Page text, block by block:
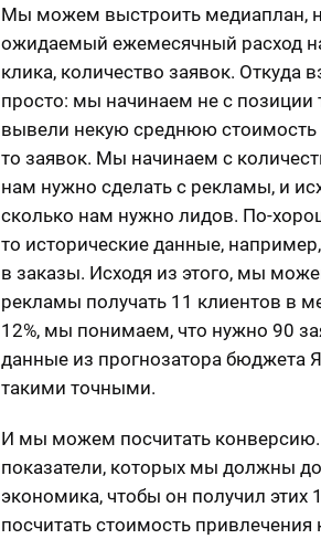
Мы можем выстроить медиаплан,
ожидаемый ежемесячный расход
клика, количество заявок. Откуда
просто: мы начинаем не с позиции
вывели некую среднюю стоимость
то заявок. Мы начинаем с
нам нужно сделать с рекламы, и
сколько нам нужно лидов. По-
то исторические данные,
в заказы. Исходя из этого, мы
рекламы получать 11 клиентов в
12%, мы понимаем, что нужно 90
данные из прогнозатора бюджета
такими точными.
И мы можем посчитать конверсию.
показатели, которых мы должны
экономика, чтобы он получил
посчитать стоимость